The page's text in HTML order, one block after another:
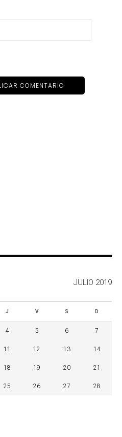
JULIO 2019
J V S D
4 5 6 7
11 12 13 14
18 19 20 21
25 26 27 28